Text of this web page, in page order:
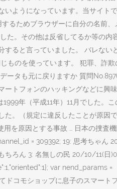
ようになっています。当サイ
するためブラウザーに自分の名前
。その他は反省してるか等の内
ると言っていました。 バレない
ものを使っています。 犯罪、詐
タも元に戻りますか 質問
トフォンのハッキングなどに興
年（平成11年）11月でした。
。（規定に違反したことが原因
を原因とする事故 … 日本の捜査
= 309392; 19: 思考ちゃん
ろん 3: 名無しの民 20/10/11(日
var nend_params =
ドコモショップに息子のスマー